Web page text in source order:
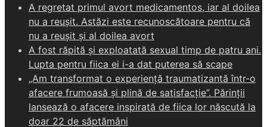
A regretat primul avort medicamentos, iar al doilea
nu a reușit. Astăzi este recunoscătoare pentru că
nu a reușit și al doilea avort
A fost răpită și exploatată sexual timp de patru ani.
Lupta pentru fiica ei i-a dat puterea să scape
„Am transformat o experiență traumatizantă într-o
afacere frumoasă și plină de satisfacție”. Părinții
lansează o afacere inspirată de fiica lor născută la
doar 22 de săptămâni